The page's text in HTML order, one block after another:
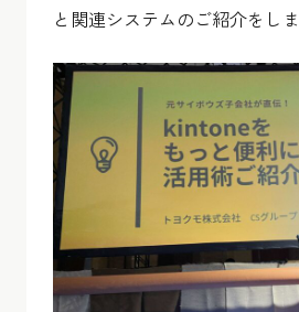
と関連システムのご紹介をし